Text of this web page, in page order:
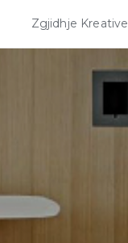
Zgjidhje Kreative